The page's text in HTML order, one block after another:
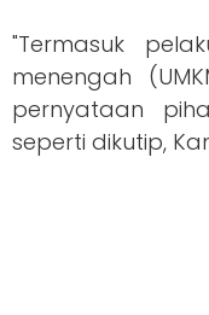
"Termasuk
menengah
pernyataan
seperti dikutip,